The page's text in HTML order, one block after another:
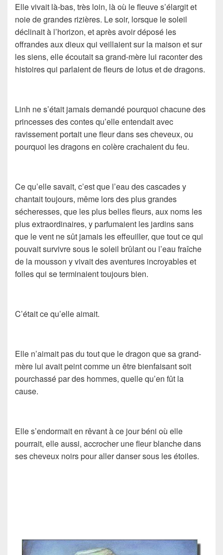
Elle vivait là-bas, très loin, là où le fleuve s’élargit et
noie de grandes rizières. Le soir, lorsque le soleil
déclinait à l’horizon, et après avoir déposé les
offrandes aux dieux qui veillaient sur la maison et sur
les siens, elle écoutait sa grand-mère lui raconter des
histoires qui parlaient de fleurs de lotus et de dragons.
Linh ne s’était jamais demandé pourquoi chacune des
princesses des contes qu’elle entendait avec
ravissement portait une fleur dans ses cheveux, ou
pourquoi les dragons en colère crachaient du feu.
Ce qu’elle savait, c’est que l’eau des cascades y
chantait toujours, même lors des plus grandes
sécheresses, que les plus belles fleurs, aux noms les
plus extraordinaires, y parfumaient les jardins sans
que le vent ne sût jamais les effeuiller, que tout ce qui
pouvait survivre sous le soleil brûlant ou l’eau fraîche
de la mousson y vivait des aventures incroyables et
folles qui se terminaient toujours bien.
C’était ce qu’elle aimait.
Elle n’aimait pas du tout que le dragon que sa grand-
mère lui avait peint comme un être bienfaisant soit
pourchassé par des hommes, quelle qu’en fût la
cause.
Elle s’endormait en rêvant à ce jour béni où elle
pourrait, elle aussi, accrocher une fleur blanche dans
ses cheveux noirs pour aller danser sous les étoiles.